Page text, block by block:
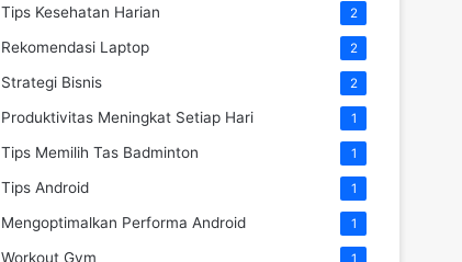
Tips Kesehatan Harian 2
Rekomendasi Laptop 2
Strategi Bisnis 2
Produktivitas Meningkat Setiap Hari 1
Tips Memilih Tas Badminton 1
Tips Android 1
Mengoptimalkan Performa Android 1
Workout Gym 1